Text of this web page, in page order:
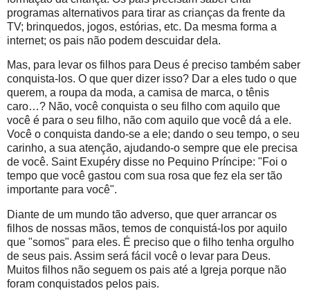
programas alternativos para tirar as crianças da frente da
TV; brinquedos, jogos, estórias, etc. Da mesma forma a
internet; os pais não podem descuidar dela.
Mas, para levar os filhos para Deus é preciso também saber
conquista-los. O que quer dizer isso? Dar a eles tudo o que
querem, a roupa da moda, a camisa de marca, o tênis
caro…? Não, você conquista o seu filho com aquilo que
você é para o seu filho, não com aquilo que você dá a ele.
Você o conquista dando-se a ele; dando o seu tempo, o seu
carinho, a sua atenção, ajudando-o sempre que ele precisa
de você. Saint Exupéry disse no Pequino Príncipe: "Foi o
tempo que você gastou com sua rosa que fez ela ser tão
importante para você".
Diante de um mundo tão adverso, que quer arrancar os
filhos de nossas mãos, temos de conquistá-los por aquilo
que "somos" para eles. É preciso que o filho tenha orgulho
de seus pais. Assim será fácil você o levar para Deus.
Muitos filhos não seguem os pais até a Igreja porque não
foram conquistados pelos pais.